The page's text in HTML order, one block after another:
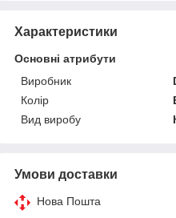
Характеристики
Основні атрибути
Виробник
Колір
Вид виробу
Умови доставки
Нова Пошта